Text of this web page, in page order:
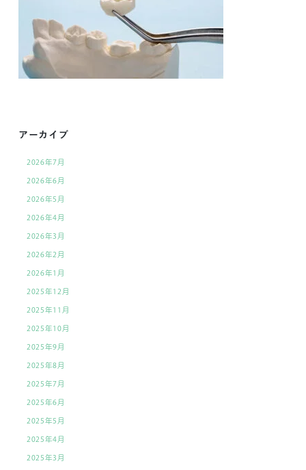
アーカイブ
2026年7月
2026年6月
2026年5月
2026年4月
2026年3月
2026年2月
2026年1月
2025年12月
2025年11月
2025年10月
2025年9月
2025年8月
2025年7月
2025年6月
2025年5月
2025年4月
2025年3月